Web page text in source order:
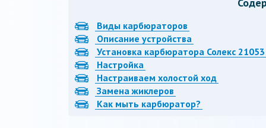
Виды карбюраторов
Описание устройства
Установка карбюратора Солекс 21053
Настройка
Настраиваем холостой ход
Замена жиклеров
Как мыть карбюратор?